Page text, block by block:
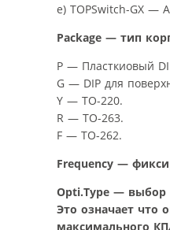
е) TOPSwitch-GX —
Package — тип
P — Пласткиовый
G — DIP для
Y — TO-220.
R — TO-263.
F — TO-262.
Frequency —
Opti.Type — выбор
Это означает что
максимального